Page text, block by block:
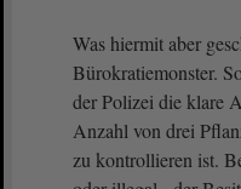
Was hiermit aber
Bürokratiemonster.
der Polizei die klare
Anzahl von drei
zu kontrollieren ist.